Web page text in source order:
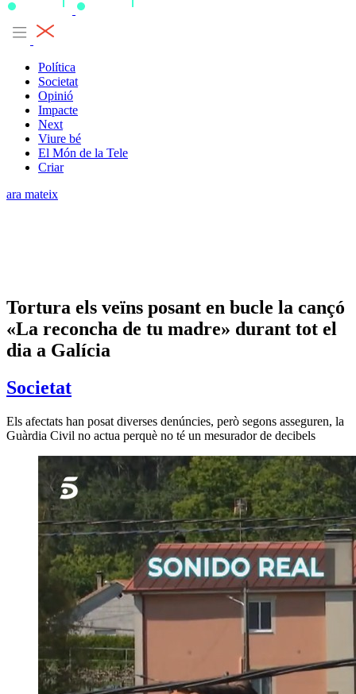
Política
Societat
Opinió
Impacte
Next
Viure bé
El Món de la Tele
Criar
ara mateix
Tortura els veïns posant en bucle la cançó
«La reconcha de tu madre» durant tot el
dia a Galícia
Societat
Els afectats han posat diverses denúncies, però segons asseguren, la
Guàrdia Civil no actua perquè no té un mesurador de decibels